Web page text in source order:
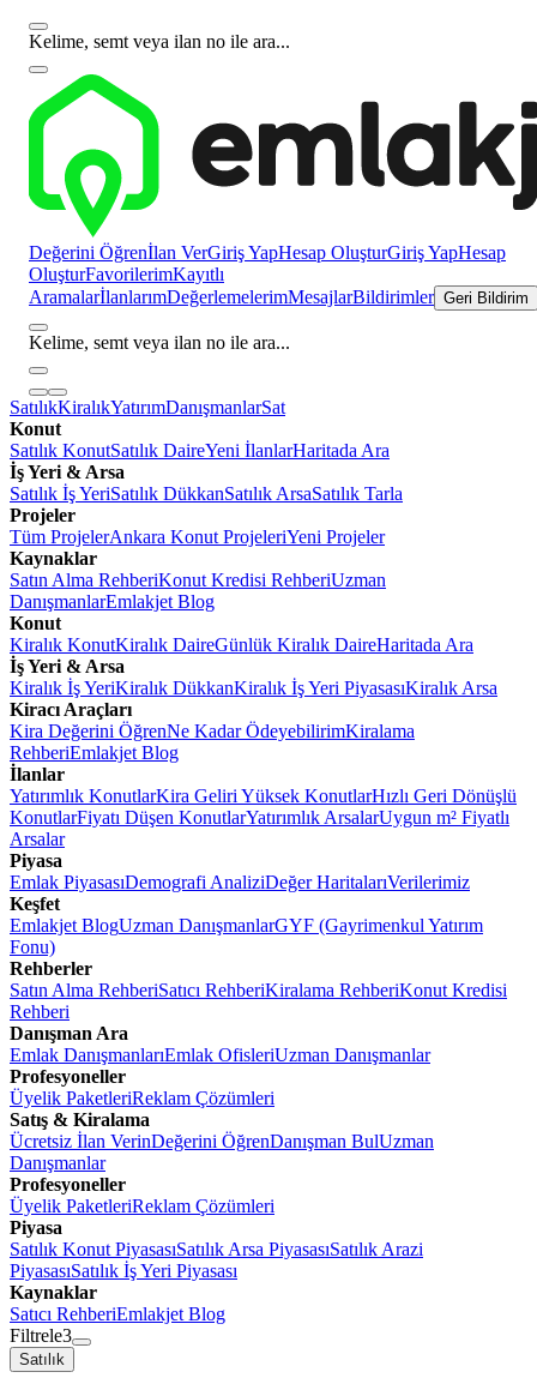
Kelime, semt veya ilan no ile ara...
Değerini Öğrenİlan VerGiriş YapHesap OluşturGiriş YapHesap
OluşturFavorilerimKayıtlı
AramalarİlanlarımDeğerlemelerimMesajlarBildirimler Geri Bildirim
Kelime, semt veya ilan no ile ara...
SatılıkKiralıkYatırımDanışmanlarSat
Konut
Satılık KonutSatılık DaireYeni İlanlarHaritada Ara
İş Yeri & Arsa
Satılık İş YeriSatılık DükkanSatılık ArsaSatılık Tarla
Projeler
Tüm ProjelerAnkara Konut ProjeleriYeni Projeler
Kaynaklar
Satın Alma RehberiKonut Kredisi RehberiUzman
DanışmanlarEmlakjet Blog
Konut
Kiralık KonutKiralık DaireGünlük Kiralık DaireHaritada Ara
İş Yeri & Arsa
Kiralık İş YeriKiralık DükkanKiralık İş Yeri PiyasasıKiralık Arsa
Kiracı Araçları
Kira Değerini ÖğrenNe Kadar ÖdeyebilirimKiralama
RehberiEmlakjet Blog
İlanlar
Yatırımlık KonutlarKira Geliri Yüksek KonutlarHızlı Geri Dönüşlü
KonutlarFiyatı Düşen KonutlarYatırımlık ArsalarUygun m² Fiyatlı
Arsalar
Piyasa
Emlak PiyasasıDemografi AnaliziDeğer HaritalarıVerilerimiz
Keşfet
Emlakjet BlogUzman DanışmanlarGYF (Gayrimenkul Yatırım
Fonu)
Rehberler
Satın Alma RehberiSatıcı RehberiKiralama RehberiKonut Kredisi
Rehberi
Danışman Ara
Emlak DanışmanlarıEmlak OfisleriUzman Danışmanlar
Profesyoneller
Üyelik PaketleriReklam Çözümleri
Satış & Kiralama
Ücretsiz İlan VerinDeğerini ÖğrenDanışman BulUzman
Danışmanlar
Profesyoneller
Üyelik PaketleriReklam Çözümleri
Piyasa
Satılık Konut PiyasasıSatılık Arsa PiyasasıSatılık Arazi
PiyasasıSatılık İş Yeri Piyasası
Kaynaklar
Satıcı RehberiEmlakjet Blog
Filtrele3
Satılık